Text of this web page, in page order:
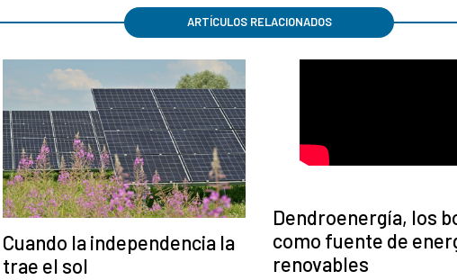
ARTÍCULOS RELACIONADOS
Cuando la independencia la
trae el sol
Dendroenergía, los
como fuente de
renovables